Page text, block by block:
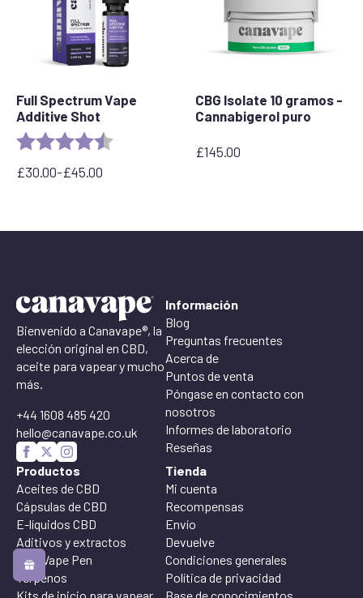
Full Spectrum Vape
Additive Shot
Valoración:
£30.00-£45.00
Rango
desde
CBG Isolate 10 gramos -
Cannabigerol puro
£145.00
Bienvenido a Canavape®, la
elección original en CBD,
aceite para vapear y mucho
más.
+44 1608 485 420
hello@canavape.co.uk
Información
Blog
Preguntas frecuentes
Acerca de
Puntos de venta
Póngase en contacto con
nosotros
Informes de laboratorio
Reseñas
Productos
Aceites de CBD
Cápsulas de CBD
E-líquidos CBD
Aditivos y extractos
CBD Vape Pen
Terpenos
Kits de inicio para vapear
Tienda
Mi cuenta
Recompensas
Envío
Devuelve
Condiciones generales
Política de privacidad
Base de conocimientos